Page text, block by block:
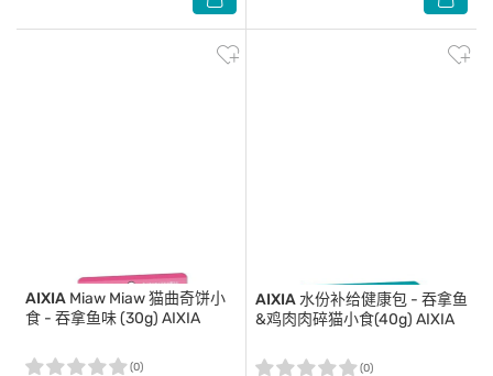
AIXIA Miaw Miaw 猫曲奇饼小
食 - 吞拿鱼味 (30g) AIXIA
(0)
AIXIA水份补给健康包 - 吞拿鱼
&鸡肉肉碎猫小食(40g) AIXIA
(0)